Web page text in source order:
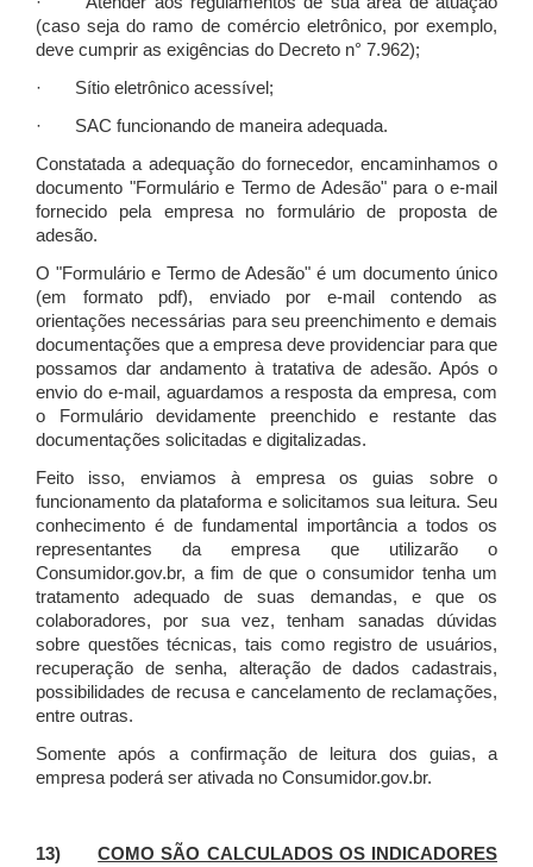
(caso seja do ramo de comércio eletrônico, por exemplo,
deve cumprir as exigências do Decreto n° 7.962);
· Sítio eletrônico acessível;
· SAC funcionando de maneira adequada.
Constatada a adequação do fornecedor, encaminhamos o
documento "Formulário e Termo de Adesão" para o e-mail
fornecido pela empresa no formulário de proposta de
adesão.
O "Formulário e Termo de Adesão" é um documento único
(em formato pdf), enviado por e-mail contendo as
orientações necessárias para seu preenchimento e demais
documentações que a empresa deve providenciar para que
possamos dar andamento à tratativa de adesão. Após o
envio do e-mail, aguardamos a resposta da empresa, com
o Formulário devidamente preenchido e restante das
documentações solicitadas e digitalizadas.
Feito isso, enviamos à empresa os guias sobre o
funcionamento da plataforma e solicitamos sua leitura. Seu
conhecimento é de fundamental importância a todos os
representantes da empresa que utilizarão o
Consumidor.gov.br, a fim de que o consumidor tenha um
tratamento adequado de suas demandas, e que os
colaboradores, por sua vez, tenham sanadas dúvidas
sobre questões técnicas, tais como registro de usuários,
recuperação de senha, alteração de dados cadastrais,
possibilidades de recusa e cancelamento de reclamações,
entre outras.
Somente após a confirmação de leitura dos guias, a
empresa poderá ser ativada no Consumidor.gov.br.
13)COMO SÃO CALCULADOS OS INDICADORES